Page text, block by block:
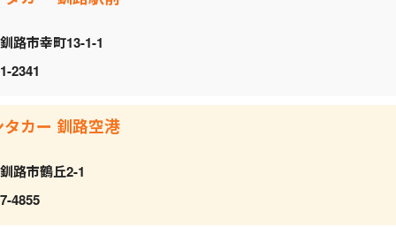
路市幸町13-1-1
2341
カー 釧路空港
路市鶴丘2-1
4855